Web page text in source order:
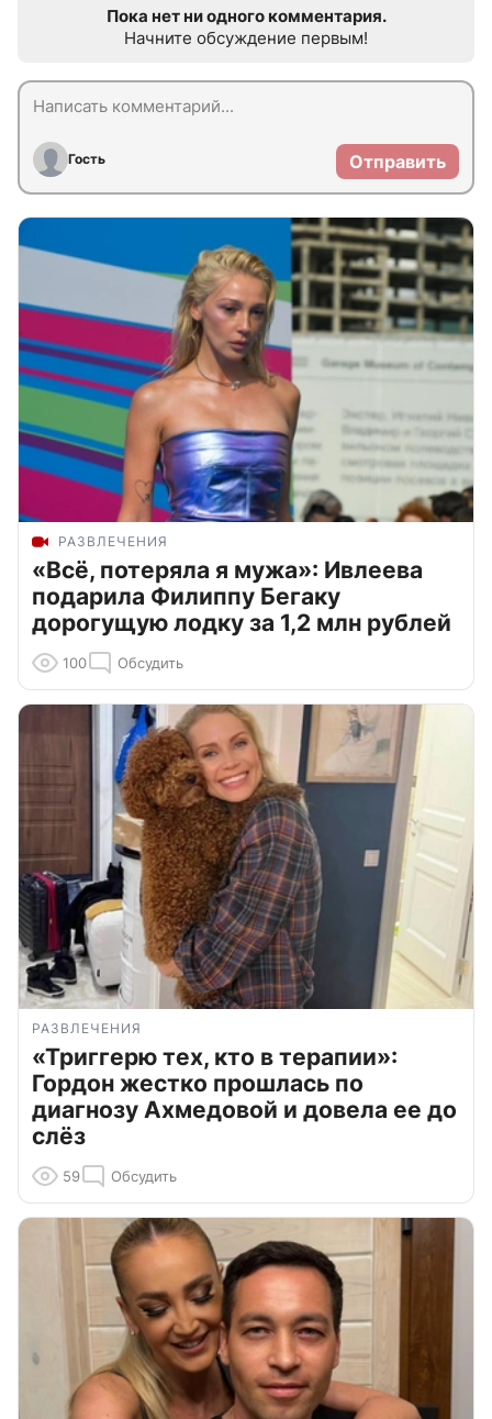
Пока нет ни одного комментария.
Начните обсуждение первым!
Гость Отправить
РАЗВЛЕЧЕНИЯ
«Всё, потеряла я мужа»: Ивлеева
подарила Филиппу Бегаку
дорогущую лодку за 1,2 млн рублей
100 Обсудить
РАЗВЛЕЧЕНИЯ
«Триггерю тех, кто в терапии»:
Гордон жестко прошлась по
диагнозу Ахмедовой и довела ее до
слёз
59 Обсудить